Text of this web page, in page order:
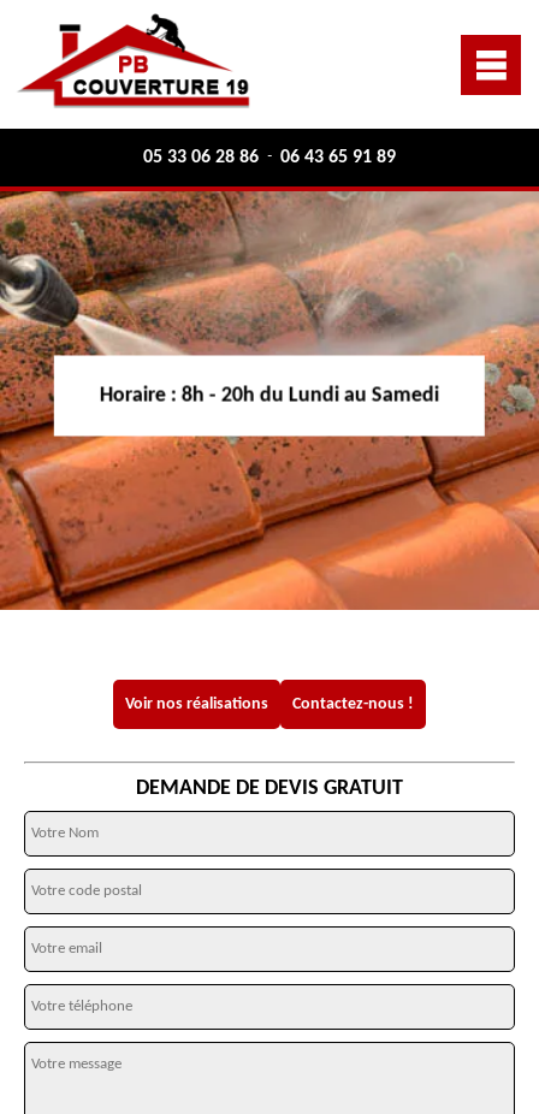
05 33 06 28 86 - 06 43 65 91 89
Horaire : 8h - 20h du Lundi au Samedi
Voir nos réalisations Contactez-nous !
DEMANDE DE DEVIS GRATUIT